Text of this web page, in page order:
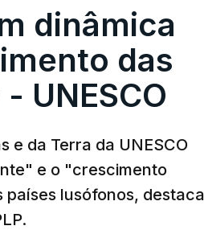
dinâmica
das
UNESCO
e da Terra da UNESCO
e o "crescimento
lusófonos,